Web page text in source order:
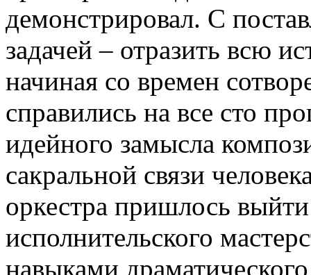
демонстрировал. С
задачей – отразить всю
начиная со времен
справились на все сто
идейного замысла
сакральной связи
оркестра пришлось
исполнительского
навыками